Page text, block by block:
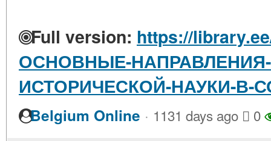
Full version: https://
ОСНОВНЫЕ-
ИСТОРИЧЕСКОЙ-НАУКИ-В-
Belgium Online · 1131 days ago 0